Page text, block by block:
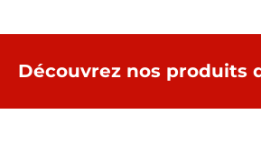
Découvrez nos produits